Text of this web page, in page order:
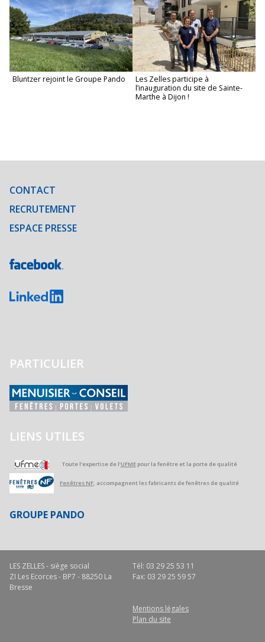
Bluntzer rejoint le Groupe Pando
Les Zelles participe à
l’inauguration du site de Sainte-
Marthe à Dijon !
CONTACT
RECRUTEMENT
ESPACE PRESSE
PARTICULIER
LIENS UTILES
Toute l’expertise de l’UFMEpour la fenêtre et la porte de qualité
Fenêtres NF, accompagnent les fabricants de fenêtres de qualité
GROUPE PANDO
LES ZELLES - siège social
ZI Les Ecorces - BP7 - 88250 La
Bresse
Tél: 03 29 25 53 11
Fax: 03 29 25 59 57
Mentions légales
Plan du site